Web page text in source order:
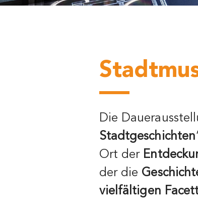
Die
Stadtgeschichten
Ort der
der die
vielfältigen